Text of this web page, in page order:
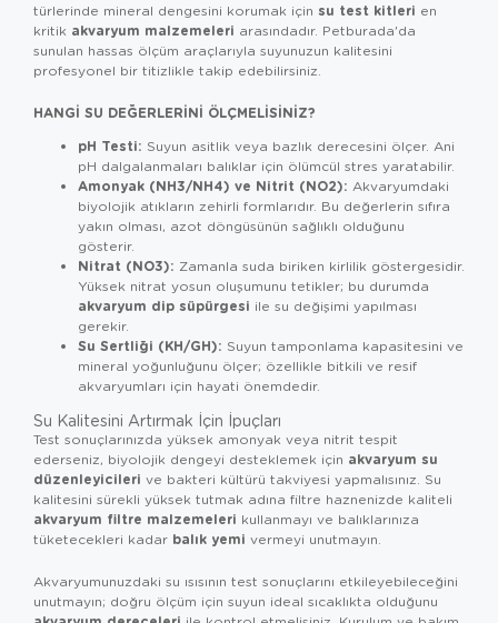
türlerinde mineral dengesini korumak için su test kitleri en
kritik akvaryum malzemeleri arasındadır. Petburada'da
sunulan hassas ölçüm araçlarıyla suyunuzun kalitesini
profesyonel bir titizlikle takip edebilirsiniz.
HANGI SU DEĞERLERINI ÖLÇMELISINIZ?
pH Testi: Suyun asitlik veya bazlık derecesini ölçer. Ani
pH dalgalanmaları balıklar için ölümcül stres yaratabilir.
Amonyak (NH3/NH4) ve Nitrit (NO2): Akvaryumdaki
biyolojik atıkların zehirli formlarıdır. Bu değerlerin sıfıra
yakın olması, azot döngüsünün sağlıklı olduğunu
gösterir.
Nitrat (NO3): Zamanla suda biriken kirlilik göstergesidir.
Yüksek nitrat yosun oluşumunu tetikler; bu durumda
akvaryum dip süpürgesi ile su değişimi yapılması
gerekir.
Su Sertliği (KH/GH): Suyun tamponlama kapasitesini ve
mineral yoğunluğunu ölçer; özellikle bitkili ve resif
akvaryumları için hayati önemdedir.
Su Kalitesini Artırmak İçin İpuçları
Test sonuçlarınızda yüksek amonyak veya nitrit tespit
ederseniz, biyolojik dengeyi desteklemek için akvaryum su
düzenleyicileri ve bakteri kültürü takviyesi yapmalısınız. Su
kalitesini sürekli yüksek tutmak adına filtre haznenizde kaliteli
akvaryum filtre malzemeleri kullanmayı ve balıklarınıza
tüketecekleri kadar balık yemi vermeyi unutmayın.
Akvaryumunuzdaki su ısısının test sonuçlarını etkileyebileceğini
unutmayın; doğru ölçüm için suyun ideal sıcaklıkta olduğunu